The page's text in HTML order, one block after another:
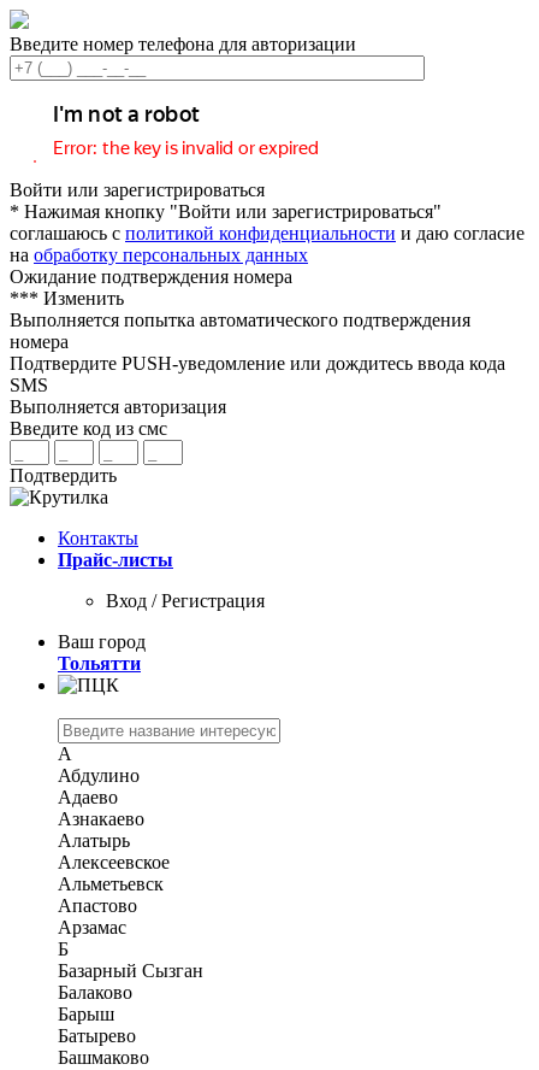
Введите номер телефона для авторизации
Войти или зарегистрироваться
* Нажимая кнопку "Войти или зарегистрироваться"
соглашаюсь с политикой конфиденциальности и даю согласие
на обработку персональных данных
Ожидание подтверждения номера
*** Изменить
Выполняется попытка автоматического подтверждения
номера
Подтвердите PUSH-уведомление или дождитесь ввода кода
SMS
Выполняется авторизация
Введите код из смс
Подтвердить
Контакты
Прайс-листы
Вход / Регистрация
Ваш город
Тольятти
А
Абдулино
Адаево
Азнакаево
Алатырь
Алексеевское
Альметьевск
Апастово
Арзамас
Б
Базарный Сызган
Балаково
Барыш
Батырево
Башмаково